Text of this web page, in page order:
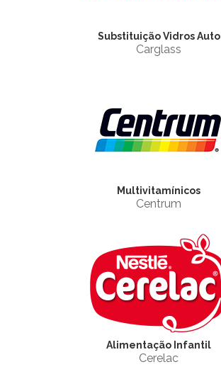
Substituição Vidros Auto
Carglass
Multivitamínicos
Centrum
Alimentação Infantil
Cerelac